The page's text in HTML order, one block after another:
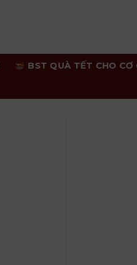
BST QUÀ TẾT CHO CƠ